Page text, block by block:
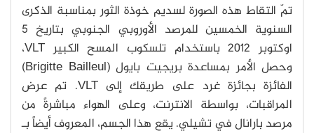
تمّ التقاط هذه الصورة لسديم خوذة الثور بمناسبة الذكرى
السنوية الخمسين للمرصد الأوروبي الجنوبي بتاريخ 5
اوكتوبر 2012 باستخدام تلسكوب المسح الكبير VLT،
وحصل الأمر بمساعدة بريجيت بايول (Brigitte Bailleul)
الفائزة بجائزة غرد على طريقك إلى VLT. تم عرض
المراقبات، بواسطة الانترنت، وعلى الهواء مباشرةً من
مرصد بارانال في تشيلي. يقع هذا الجسم، المعروف أيضاً بـ